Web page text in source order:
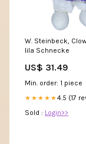
W. Steinbeck,
lila Schnecke
US$ 31.49
Min. order: 1 piece
★★★★★4.5 (17
Sold : Login>>